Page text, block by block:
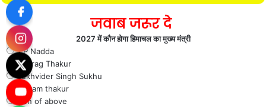
जवाब जरूर दे
2027 में कौन होगा हिमाचल का मुख्य मंत्री
J P Nadda
Anurag Thakur
Sukhvider Singh Sukhu
Jai ram thakur
Non of above